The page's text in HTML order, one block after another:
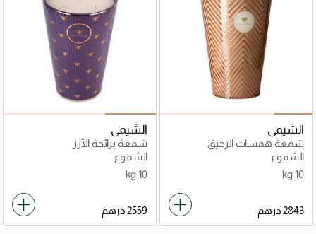
الشيمي
شمعة همسات الرحيق
الشموع
10 kg
الشيمي
شمعة برائحة الأرز
الشموع
10 kg